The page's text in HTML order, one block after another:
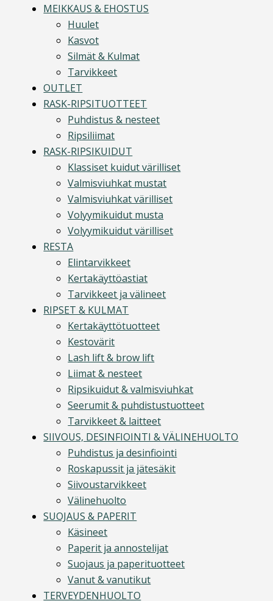
MEIKKAUS & EHOSTUS
Huulet
Kasvot
Silmät & Kulmat
Tarvikkeet
OUTLET
RASK-RIPSITUOTTEET
Puhdistus & nesteet
Ripsiliimat
RASK-RIPSIKUIDUT
Klassiset kuidut värilliset
Valmisviuhkat mustat
Valmisviuhkat värilliset
Volyymikuidut musta
Volyymikuidut värilliset
RESTA
Elintarvikkeet
Kertakäyttöastiat
Tarvikkeet ja välineet
RIPSET & KULMAT
Kertakäyttötuotteet
Kestovärit
Lash lift & brow lift
Liimat & nesteet
Ripsikuidut & valmisviuhkat
Seerumit & puhdistustuotteet
Tarvikkeet & laitteet
SIIVOUS, DESINFIOINTI & VÄLINEHUOLTO
Puhdistus ja desinfiointi
Roskapussit ja jätesäkit
Siivoustarvikkeet
Välinehuolto
SUOJAUS & PAPERIT
Käsineet
Paperit ja annostelijat
Suojaus ja paperituotteet
Vanut & vanutikut
TERVEYDENHUOLTO